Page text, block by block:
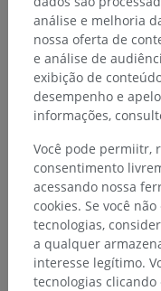
análise e melhoria
nossa oferta de
e análise de
exibição de
desempenho e
informações,
Você pode permiitr,
consentimento
acessando nossa
cookies. Se você
tecnologias,
a qualquer
interesse legítimo.
tecnologias clicando